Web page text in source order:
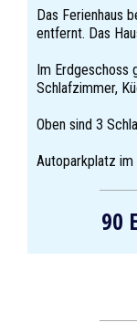
Das Ferienhaus
entfernt. Das
Im Erdgeschoss
Schlafzimmer,
Oben sind 3
Autoparkplatz im
90